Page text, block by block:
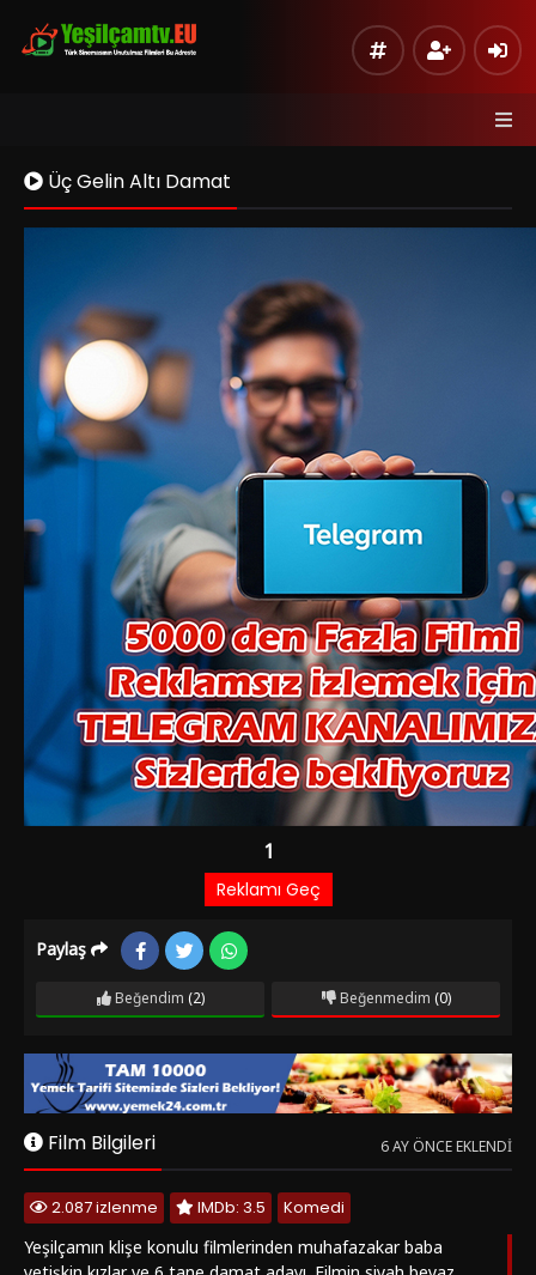
Üç Gelin Altı Damat
Listeye Ekle Sinema Modu
Paylaş
Beğendim (2) Beğenmedim(0)
2.087 izlenme IMDb: 3.5
Yeşilçamın klişe konulu filmlerinden muhafazakar baba
versiyonuda mevcut aynı senaryo dahilinde Kadir Savun
tutucu baba rolünde oldukça başarılıydı filmin hd olarak you
tube'de yayınlanması fi lmin izlenmesinde önemli etken
Oyuncular: Elif Pektas,Emel Özden,Sema Eyüpoğlu
Yönetmen: Sırrı Gültekin
Yapım Yılı: 1975
Ülke: Türkiye
Bunlara da Bakın